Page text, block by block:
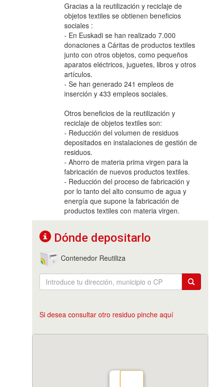
Gracias a la reutilización y reciclaje de
objetos textiles se obtienen beneficios
sociales :
- En Euskadi se han realizado 7.000
donaciones a Cáritas de productos textiles
junto con otros objetos, como pequeños
aparatos eléctricos, juguetes, libros y otros
artículos.
- Se han generado 241 empleos de
inserción y 433 empleos sociales.
Otros beneficios de la reutilización y
reciclaje de objetos textiles son:
- Reducción del volumen de residuos
depositados en instalaciones de gestión de
residuos.
- Ahorro de materia prima virgen para la
fabricación de nuevos productos textiles.
- Reducción del proceso de fabricación y
por lo tanto del alto consumo de agua y
energía que supone la fabricación de
productos textiles con materia virgen.
Dónde depositarlo
Contenedor Reutiliza
Si desea consultar otro residuo pinche aquí